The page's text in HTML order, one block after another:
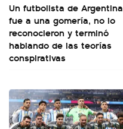
Un futbolista de Argentina
fue a una gomería, no lo
reconocieron y terminó
hablando de las teorías
conspirativas